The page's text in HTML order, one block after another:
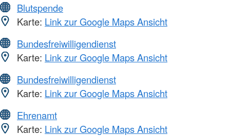
Blutspende
Karte: Link zur Google Maps Ansicht
Bundesfreiwilligendienst
Karte: Link zur Google Maps Ansicht
Bundesfreiwilligendienst
Karte: Link zur Google Maps Ansicht
Ehrenamt
Karte: Link zur Google Maps Ansicht